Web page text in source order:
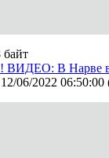
байт
В Нарве во
06/2022 06:50:00